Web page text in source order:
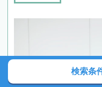
検索条